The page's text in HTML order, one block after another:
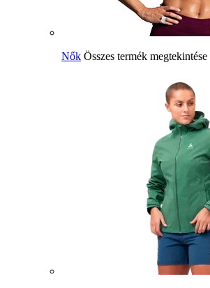
Nők Összes termék megtekintése